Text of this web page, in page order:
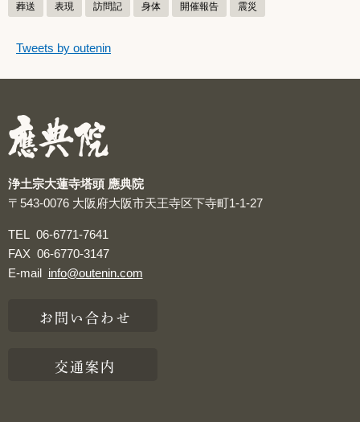
葬送 表現 訪問記 身体 開催報告 震災
つぶやき
つぶやきをスキップする
Tweets by outenin
浄土宗大蓮寺塔頭 應典院
〒543-0076 大阪府大阪市天王寺区下寺町1-1-27
TEL 06-6771-7641
FAX 06-6770-3147
E-mail info@outenin.com
お問い合わせ
交通案内